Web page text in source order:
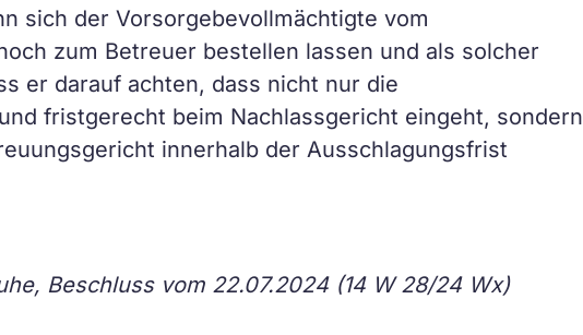
sich der Vorsorgebevollmächtigte vom
zum Betreuer bestellen lassen und als solcher
er darauf achten, dass nicht nur die
fristgerecht beim Nachlassgericht eingeht, sondern
innerhalb der Ausschlagungsfrist
Beschluss vom 22.07.2024 (14 W 28/24 Wx)